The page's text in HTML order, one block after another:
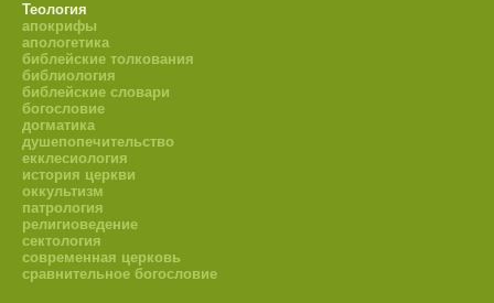
Теология
апокрифы
апологетика
библейские толкования
библиология
библейские словари
богословие
догматика
душепопечительство
екклесиология
история церкви
оккультизм
патрология
религиоведение
сектология
современная церковь
сравнительное богословие